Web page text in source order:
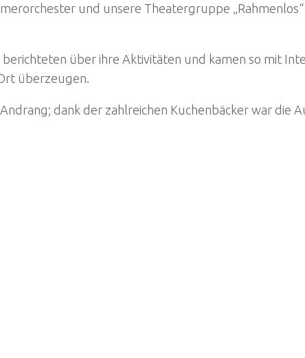
und unsere Theatergruppe
über ihre Aktivitäten und kamen so mit
überzeugen.
dank der zahlreichen Kuchenbäcker war die